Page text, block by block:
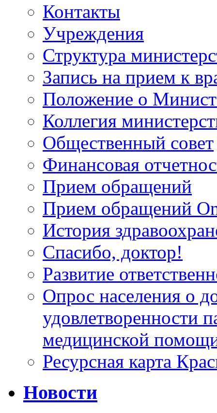
Контакты
Учреждения
Структура
Запись на прием к
Положение о
Коллегия
Общественный совет
Финансовая
Прием обращений
Прием обращений
История
Спасибо, доктор!
Развитие
Опрос населения о
удовлетворенности
медицинской
Ресурсная карта
Новости